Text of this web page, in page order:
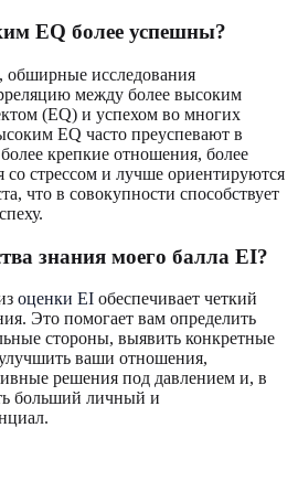
EQ более успешны?
обширные исследования
между более высоким
(EQ) и успехом во многих
EQ часто преуспевают в
крепкие отношения, более
со стрессом и лучше ориентируются
что в совокупности способствует
знания моего балла EI?
оценки EI обеспечивает четкий
Это помогает вам определить
стороны, выявить конкретные
ваши отношения,
решения под давлением и, в
больший личный и